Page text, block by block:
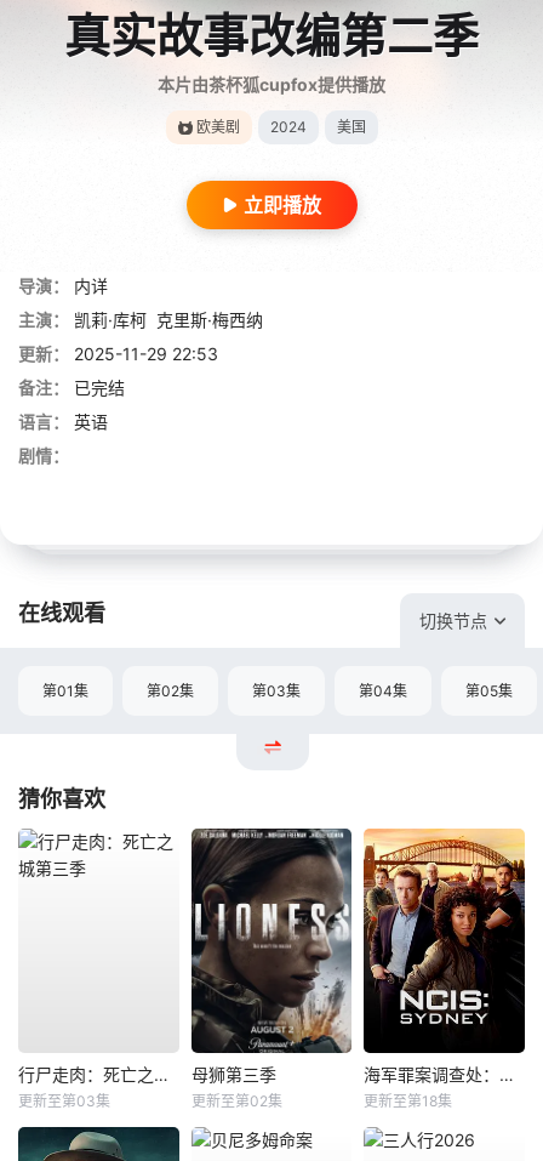
真实故事改编第二季
本片由茶杯狐cupfox提供播放
欧美剧 2024 美国
立即播放
导演：
内详
主演：
凯莉·库柯 克里斯·梅西纳
更新：
2025-11-29 22:53
备注：
已完结
语言：
英语
剧情：
在线观看 切换节点
第01集 第02集 第03集 第04集 第05集
猜你喜欢
行尸走肉：死亡之城第三季
更新至第03集
母狮第三季
更新至第02集
海军罪案调查处：悉尼第三季
更新至第18集